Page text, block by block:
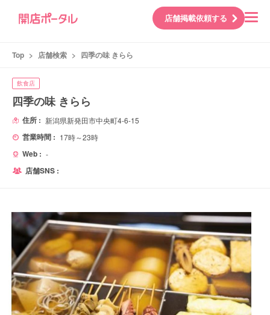
店舗掲載依頼する
Top > 店舗検索 > 四季の味 きらら
飲食店
四季の味 きらら
住所 : 新潟県新発田市中央町4-6-15
営業時間 : 17時～23時
Web : -
店舗SNS :